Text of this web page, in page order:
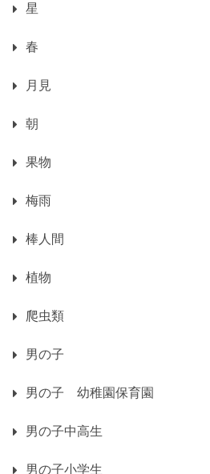
星
春
月見
朝
果物
梅雨
棒人間
植物
爬虫類
男の子
男の子 幼稚園保育園
男の子中高生
男の子小学生